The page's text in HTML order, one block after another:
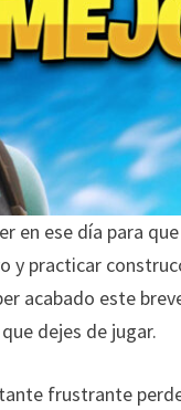
en ese día para
y practicar
acabado este
dejes de jugar.
frustrante